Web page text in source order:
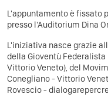
L'appuntamento è fissato
presso l'Auditorium Dina
L'iniziativa nasce grazie
della Gioventù
Vittorio Veneto), del
Conegliano - Vittorio
Rovescio -